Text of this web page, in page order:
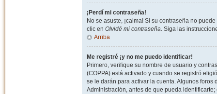
¡Perdí mi contraseña!
No se asuste, ¡calma! Si su contraseña no
clic en Olvidé mi contraseña. Siga las
Arriba
Me registré ¡y no me puedo identificar!
Primero, verifique su nombre de usuario y
(COPPA) está activado y cuando se registró
se le darán para activar la cuenta. Algunos
Administración, antes de que pueda